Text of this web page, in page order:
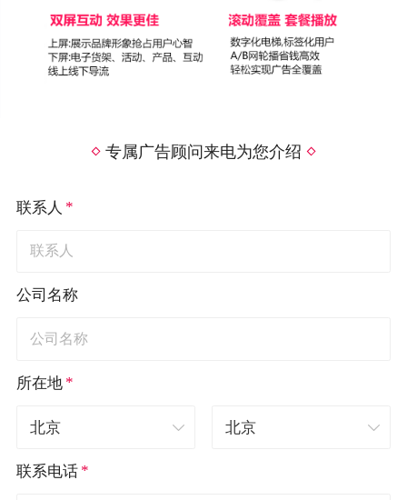
专属广告顾问来电为您介绍
联系人 *
公司名称
所在地 *
联系电话 *